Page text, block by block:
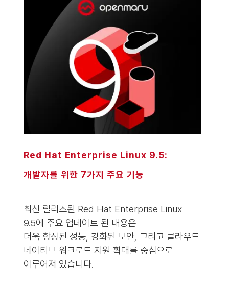
Red Hat Enterprise Linux 9.5:
개발자를 위한 7가지 주요 기능
최신 릴리즈된 Red Hat Enterprise Linux
9.5에 주요 업데이트 된 내용은
더욱 향상된 성능, 강화된 보안, 그리고 클라우드
네이티브 워크로드 지원 확대를 중심으로
이루어져 있습니다.